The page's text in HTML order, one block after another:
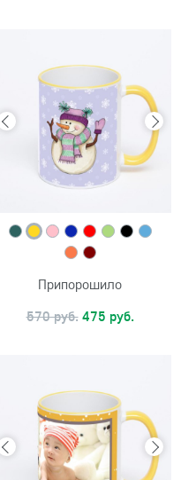
Припорошило
570 руб. 475 руб.